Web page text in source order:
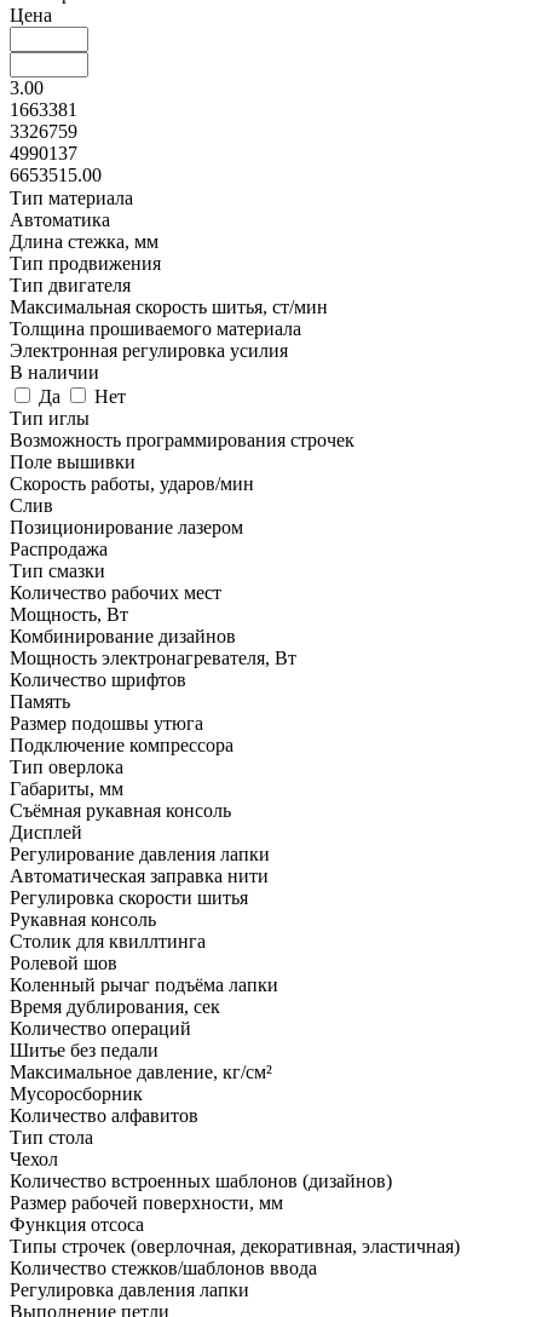
Цена
3.00
1663381
3326759
4990137
6653515.00
Тип материала
Автоматика
Длина стежка, мм
Тип продвижения
Тип двигателя
Максимальная скорость шитья, ст/мин
Толщина прошиваемого материала
Электронная регулировка усилия
В наличии
Да
Нет
Тип иглы
Возможность программирования строчек
Поле вышивки
Скорость работы, ударов/мин
Слив
Позиционирование лазером
Распродажа
Тип смазки
Количество рабочих мест
Мощность, Вт
Комбинирование дизайнов
Мощность электронагревателя, Вт
Количество шрифтов
Память
Размер подошвы утюга
Подключение компрессора
Тип оверлока
Габариты, мм
Съёмная рукавная консоль
Дисплей
Регулирование давления лапки
Автоматическая заправка нити
Регулировка скорости шитья
Рукавная консоль
Столик для квиллтинга
Ролевой шов
Коленный рычаг подъёма лапки
Время дублирования, сек
Количество операций
Шитье без педали
Максимальное давление, кг/см²
Мусоросборник
Количество алфавитов
Тип стола
Чехол
Количество встроенных шаблонов (дизайнов)
Размер рабочей поверхности, мм
Функция отсоса
Типы строчек (оверлочная, декоративная, эластичная)
Количество стежков/шаблонов ввода
Регулировка давления лапки
Выполнение петли